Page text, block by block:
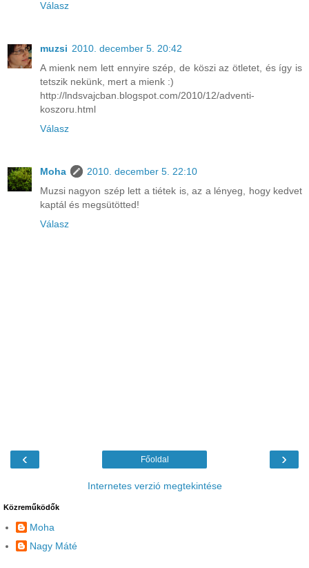
Válasz
muzsi 2010. december 5. 20:42
A mienk nem lett ennyire szép, de köszi az ötletet, és így is
tetszik nekünk, mert a mienk :)
http://lndsvajcban.blogspot.com/2010/12/adventi-
koszoru.html
Válasz
Moha
2010. december 5. 22:10
Muzsi nagyon szép lett a tiétek is, az a lényeg, hogy kedvet
kaptál és megsütötted!
Válasz
‹ ›
Főoldal
Internetes verzió megtekintése
Közreműködők
Moha
Nagy Máté